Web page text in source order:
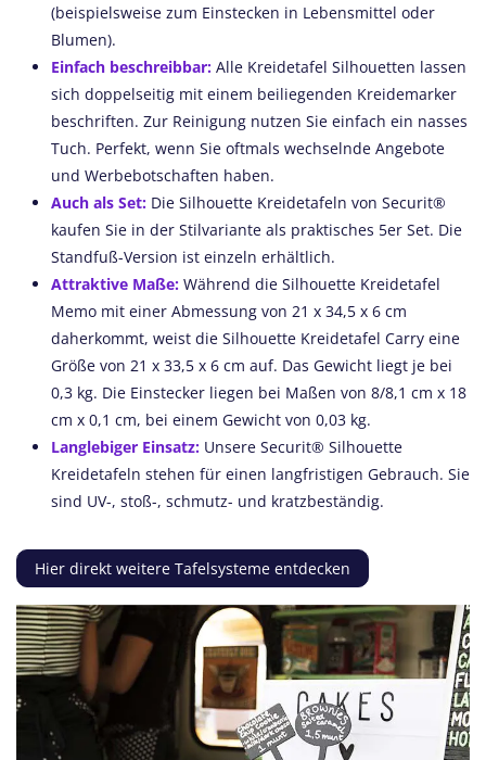
(beispielsweise zum Einstecken in Lebensmittel oder
Blumen).
Einfach beschreibbar: Alle Kreidetafel Silhouetten lassen
sich doppelseitig mit einem beiliegenden Kreidemarker
beschriften. Zur Reinigung nutzen Sie einfach ein nasses
Tuch. Perfekt, wenn Sie oftmals wechselnde Angebote
und Werbebotschaften haben.
Auch als Set: Die Silhouette Kreidetafeln von Securit®
kaufen Sie in der Stilvariante als praktisches 5er Set. Die
Standfuß-Version ist einzeln erhältlich.
Attraktive Maße: Während die Silhouette Kreidetafel
Memo mit einer Abmessung von 21 x 34,5 x 6 cm
daherkommt, weist die Silhouette Kreidetafel Carry eine
Größe von 21 x 33,5 x 6 cm auf. Das Gewicht liegt je bei
0,3 kg. Die Einstecker liegen bei Maßen von 8/8,1 cm x 18
cm x 0,1 cm, bei einem Gewicht von 0,03 kg.
Langlebiger Einsatz: Unsere Securit® Silhouette
Kreidetafeln stehen für einen langfristigen Gebrauch. Sie
sind UV-, stoß-, schmutz- und kratzbeständig.
Hier direkt weitere Tafelsysteme entdecken